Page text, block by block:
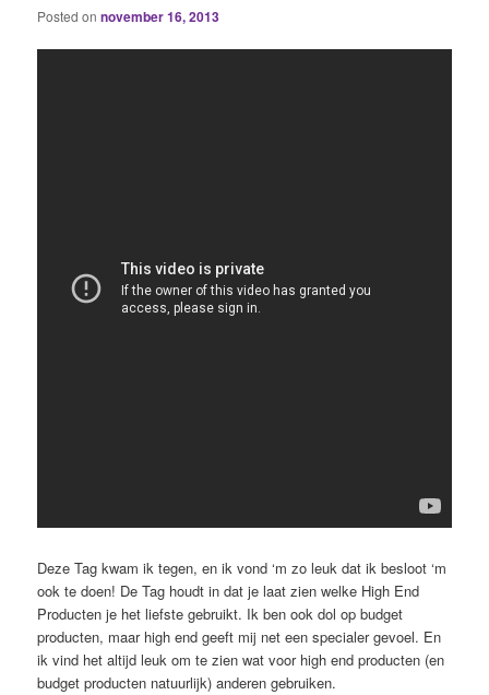
Posted onnovember 16, 2013
Deze Tag kwam ik tegen, en ik vond ‘m zo leuk dat ik besloot ‘m
ook te doen! De Tag houdt in dat je laat zien welke High End
Producten je het liefste gebruikt. Ik ben ook dol op budget
producten, maar high end geeft mij net een specialer gevoel. En
ik vind het altijd leuk om te zien wat voor high end producten (en
budget producten natuurlijk) anderen gebruiken.